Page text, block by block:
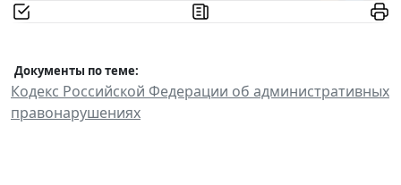
Документы по теме:
Кодекс Российской Федерации об административных
правонарушениях